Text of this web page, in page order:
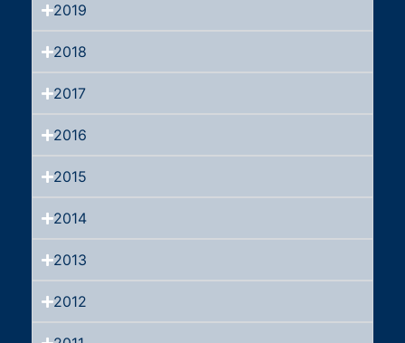
2019
2018
2017
2016
2015
2014
2013
2012